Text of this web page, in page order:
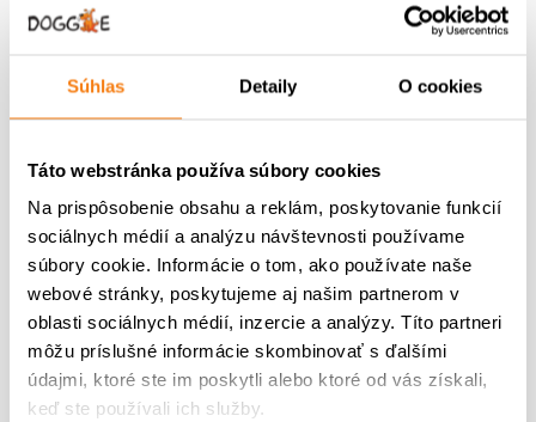
Súhlas Detaily O cookies
Táto webstránka používa súbory cookies
Na prispôsobenie obsahu a reklám, poskytovanie funkcií
sociálnych médií a analýzu návštevnosti používame
súbory cookie. Informácie o tom, ako používate naše
webové stránky, poskytujeme aj našim partnerom v
oblasti sociálnych médií, inzercie a analýzy. Títo partneri
môžu príslušné informácie skombinovať s ďalšími
údajmi, ktoré ste im poskytli alebo ktoré od vás získali,
keď ste používali ich služby.
Špeciálny výcvik –
socializačná prechádzka
– 11.4.2026-13:30-15:00-
Piešťany-Lodenica
25,00 €